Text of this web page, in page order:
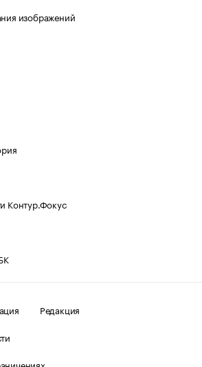
изображений
Контур.Фокус
Редакция